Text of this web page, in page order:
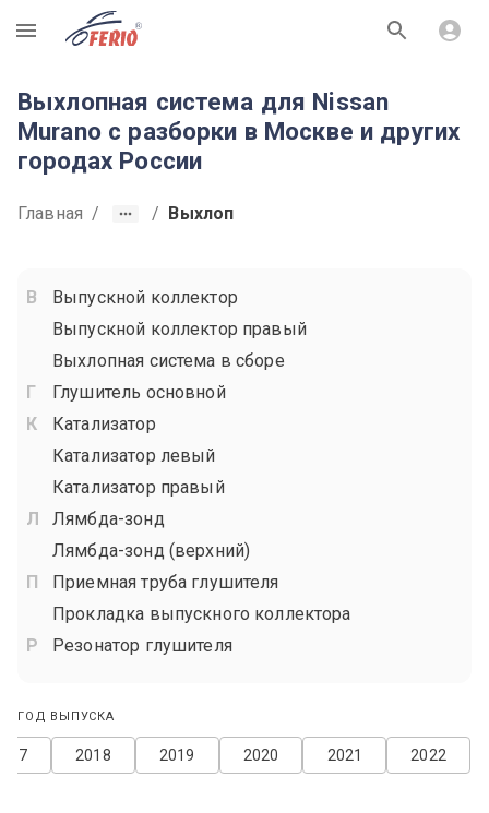
R
Выхлопная система для Nissan
Murano с разборки в Москве и других
городах России
Главная / / Выхлоп
Выпускной коллектор
Выпускной коллектор правый
Выхлопная система в сборе
Глушитель основной
Катализатор
Катализатор левый
Катализатор правый
Лямбда-зонд
Лямбда-зонд (верхний)
Приемная труба глушителя
Прокладка выпускного коллектора
Резонатор глушителя
ГОД ВЫПУСКА
2022
2021
2020
2019
2018